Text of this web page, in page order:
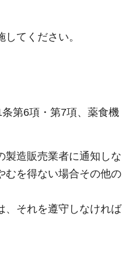
てください。
第6項・第7項、薬食機
製造販売業者に通知しな
むを得ない場合その他の
、それを遵守しなければ